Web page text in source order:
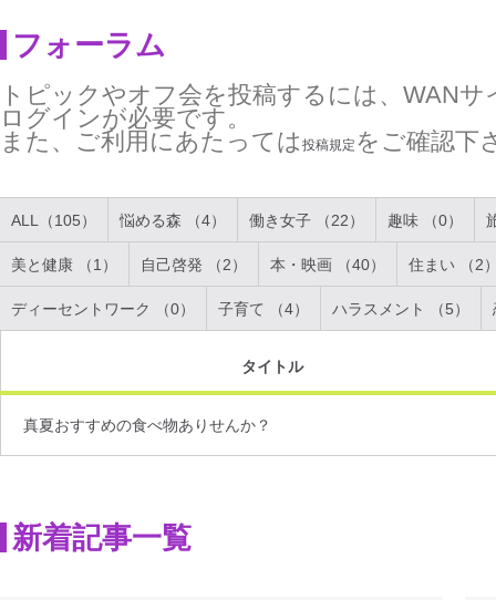
フォーラム
トピックやオフ会を投稿するには、WAN
ログインが必要です。
また、ご利用にあたっては 投稿規定 をご確認下
ALL（105） 悩める森 （4） 働き女子 （22） 趣味 （0）
美と健康 （1） 自己啓発 （2） 本・映画 （40） 住まい （2
ディーセントワーク （0） 子育て （4） ハラスメント （5）
タイトル
真夏おすすめの食べ物ありせんか？
新着記事一覧